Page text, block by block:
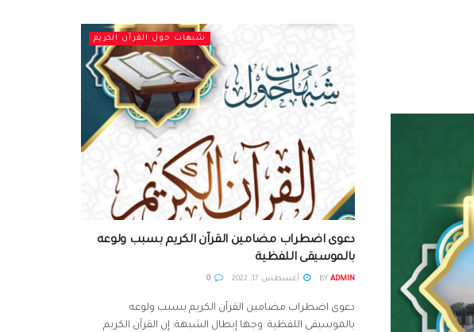
شبهات حول القرآن الكريم
دعوى اضطراب مضامين القرآن الكريم بسبب ولوعه
بالموسيقى اللفظية
BY ADMIN أغسطس 17, 2022 0
دعوى اضطراب مضامين القرآن الكريم بسبب ولوعه
بالموسيقى اللفظية وجها إبطال الشبهة: إن القرآن الكريم